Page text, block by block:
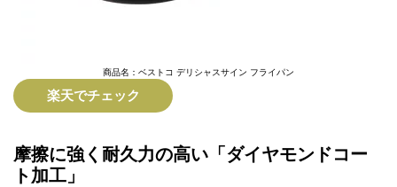
商品名：ベストコ デリシャスサイン フライパン
楽天でチェック
摩擦に強く耐久力の高い「ダイヤモンドコー
ト加工」